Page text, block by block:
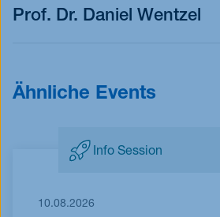
Prof. Dr. Daniel Wentzel
Ähnliche Events
Info Session
10.08.2026